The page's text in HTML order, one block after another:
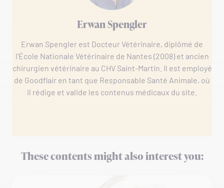
Erwan Spengler
Erwan Spengler est Docteur Vétérinaire, diplômé de
l'École Nationale Vétérinaire de Nantes (2008) et ancien
chirurgien vétérinaire au CHV Saint-Martin. Il est employé
de Goodflair en tant que Responsable Santé Animale, où
il rédige et valide les contenus médicaux du site.
These contents might also interest you: